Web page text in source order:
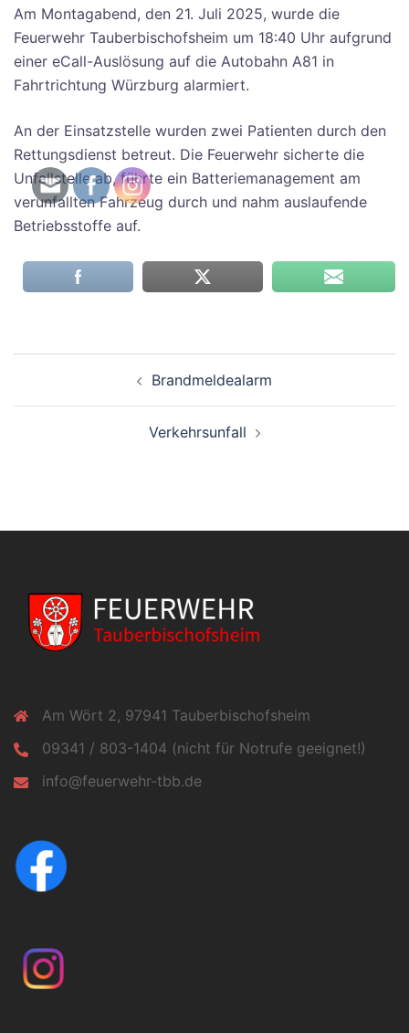
Am Montagabend, den 21. Juli 2025, wurde die
Feuerwehr Tauberbischofsheim um 18:40 Uhr aufgrund
einer eCall-Auslösung auf die Autobahn A81 in
Fahrtrichtung Würzburg alarmiert.
An der Einsatzstelle wurden zwei Patienten durch den
Rettungsdienst betreut. Die Feuerwehr sicherte die
Unfallstelle ab, führte ein Batteriemanagement am
verunfallten Fahrzeug durch und nahm auslaufende
Betriebsstoffe auf.
Brandmeldealarm
Verkehrsunfall
Am Wört 2, 97941 Tauberbischofsheim
09341 / 803-1404 (nicht für Notrufe geeignet!)
info@feuerwehr-tbb.de